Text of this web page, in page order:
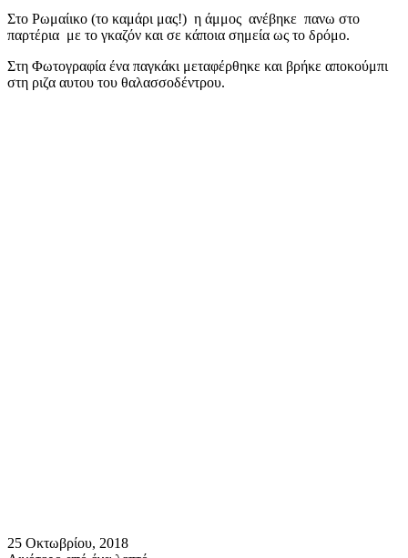
Στο Ρωμαίικο (το καμάρι μας!) η άμμος ανέβηκε πανω στο
παρτέρια με το γκαζόν και σε κάποια σημεία ως το δρόμο.
Στη Φωτογραφία ένα παγκάκι μεταφέρθηκε και βρήκε αποκούμπι
στη ριζα αυτου του θαλασσοδέντρου.
25 Οκτωβρίου, 2018